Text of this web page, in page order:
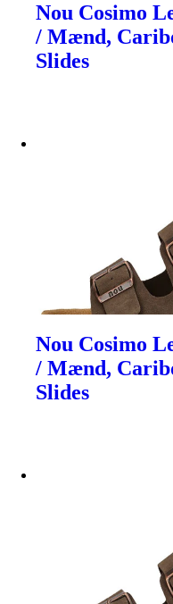
Nou Cosimo
/ Mænd,
Slides
Nou Cosimo
/ Mænd,
Slides